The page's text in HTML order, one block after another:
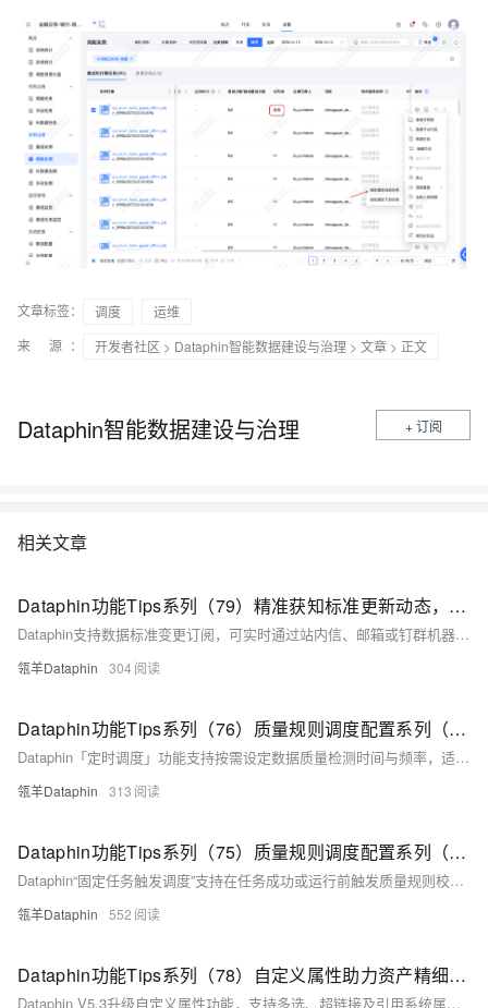
文章标签： 调度
运维
来 源：
开发者社区 > Dataphin智能数据建设与治理 > 文章 > 正文
Dataphin智能数据建设与治理 + 订阅
相关文章
Dataphin功能Tips系列（79）精准获知标准更新动态，协同治理更高效
Dataphin支持数据标准变更订阅，可实时通过站内信、邮箱或钉群机器人通知相关人员，确保业务及时响应。用户可通过标准列表、个人中心等入口批量订阅，变更消息包含状态、版本及跳转链接，便于快速查看与处理。
瓴羊Dataphin 304
Dataphin功能Tips系列（76）质量规则调度配置系列（3）-定时调度
Dataphin「定时调度」功能支持按需设定数据质量检测时间与频率，适用于定期检查数据质量问题的场景。提供手动配置和系统推荐两种方式，可自动执行规则并生成报告，帮助用户高效发现并处理问题。
瓴羊Dataphin 313
Dataphin功能Tips系列（75）质量规则调度配置系列（2）-固定任务触发调度
Dataphin“固定任务触发调度”支持在任务成功或运行前触发质量规则校验。适用于表数据来源任务固定的场景，通过绑定强规则可阻断下游任务，防止脏数据扩散，提升数据质量管控能力。
瓴羊Dataphin 552
Dataphin功能Tips系列（78）自定义属性助力资产精细化管理
Dataphin V5.3升级自定义属性功能，支持多选、超链接及引用系统属性，实现资产“归口部门”与组织架构同步、指标看板一键跳转等场景，提升资产配置灵活性与管理效率。